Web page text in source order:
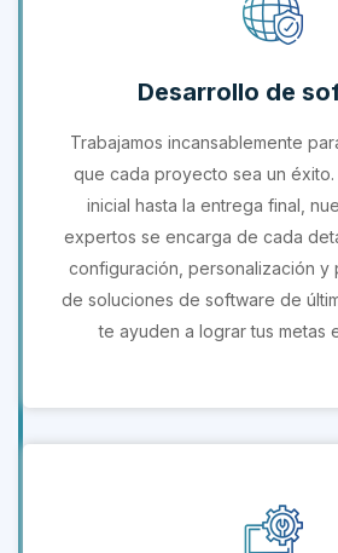
Desarrollo de
Trabajamos incansablemente
que cada proyecto sea un éxito.
inicial hasta la entrega final,
expertos se encarga de cada
configuración, personalización y
de soluciones de software de
te ayuden a lograr tus metas